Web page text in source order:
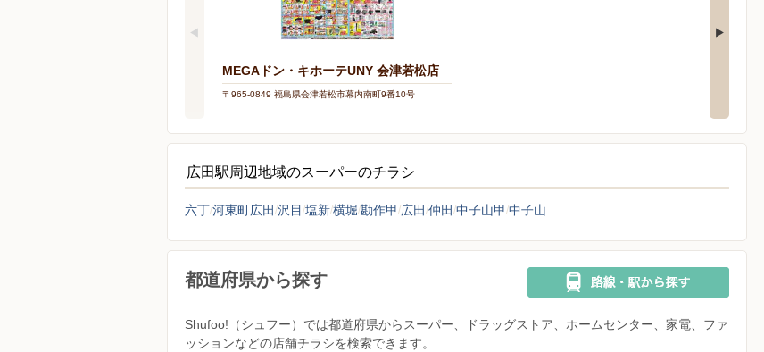
MEGAドン・キホーテUNY 会津若松店
〒965-0849 福島県会津若松市幕内南町9番10号
広田駅周辺地域のスーパーのチラシ
六丁河東町広田 沢目 塩新横堀 勘作甲 広田 仲田 中子山甲 中子山
都道府県から探す
Shufoo!（シュフー）では都道府県からスーパー、ドラッグストア、ホームセンター、家電、ファ
ッションなどの店舗チラシを検索できます。